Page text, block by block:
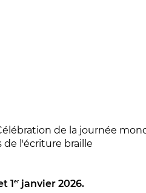
de la journée
de l'écriture braille
1 erjanvier 2026.